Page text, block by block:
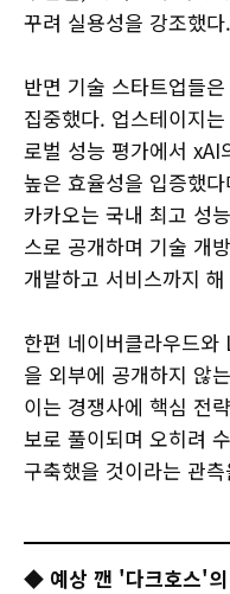
꾸려 실용성을 강조했다.
반면 기술 스타트업들
집중했다. 업스테이지
로벌 성능 평가에서
높은 효율성을 입증했
카카오는 국내 최고 성
스로 공개하며 기술 개
개발하고 서비스까지
한편 네이버클라우드와
을 외부에 공개하지 않
이는 경쟁사에 핵심 전
보로 풀이되며 오히려
구축했을 것이라는 관
◆ 예상 깬 '다크호스'의